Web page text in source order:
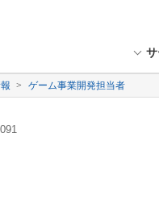
ゲーム事業開発担当者